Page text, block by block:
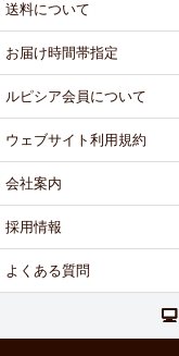
送料について
お届け時間帯指定
ルピシア会員について
ウェブサイト利用規約
会社案内
採用情報
よくある質問